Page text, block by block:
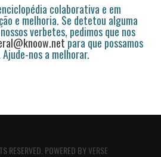
colaborativa e em
e melhoria. Se detetou alguma
verbetes, pedimos que nos
para que possamos
nos a melhorar.
RESERVED. POWERED BYVERSE